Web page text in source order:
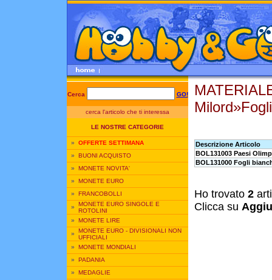
Cerca GO!
cerca l'articolo che ti interessa
LE NOSTRE CATEGORIE
» OFFERTE SETTIMANA
» BUONI ACQUISTO
» MONETE NOVITA'
» MONETE EURO
» FRANCOBOLLI
» MONETE EURO SINGOLE E
ROTOLINI
» MONETE LIRE
» MONETE EURO - DIVISIONALI NON
UFFICIALI
» MONETE MONDIALI
» PADANIA
» MEDAGLIE
Descrizione Articolo
BOL131003 Paesi
BOL131000 Fogli
Ho trovato 2
Clicca su